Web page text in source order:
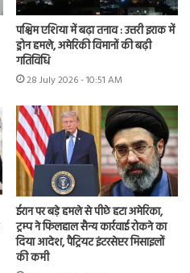
पश्चिम एशिया में बढ़ा तनाव : उत्तरी इराक में
ड्रोन हमले, अमेरिकी विमानों की बढ़ी
गतिविधि
28 July 2026 - 10:51 AM
ईरान पर बड़े हमले से पीछे हटा अमेरिका,
ट्रम्प ने फिलहाल सैन्य कार्रवाई रोकने का
दिया आदेश, पैट्रियट इंटरसेप्टर मिसाइलों
की कमी